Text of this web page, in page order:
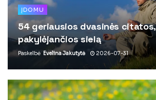
ĮDOMU
54 geriausios dvasinės citatos,
pakylėjančios sielą
Paskelbė Evelina Jakutytė 2026-07-31